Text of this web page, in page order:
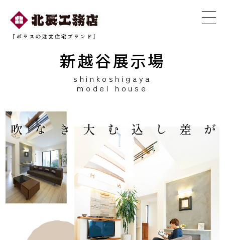
新越谷展示場
shinkoshigaya
model house
やわらかな陽が差し込む